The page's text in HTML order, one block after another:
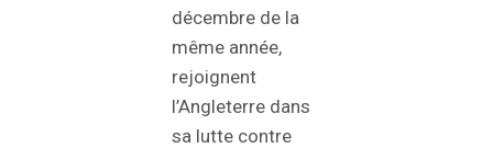
décembre de la
même année,
rejoignent
l’Angleterre dans
sa lutte contre